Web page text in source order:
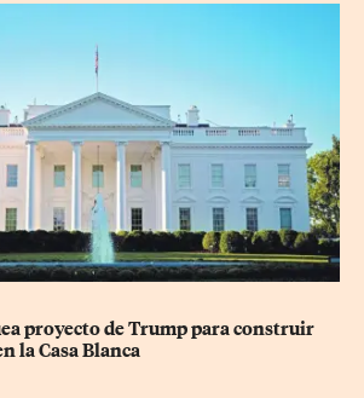
proyecto de Trump para construir
la Casa Blanca